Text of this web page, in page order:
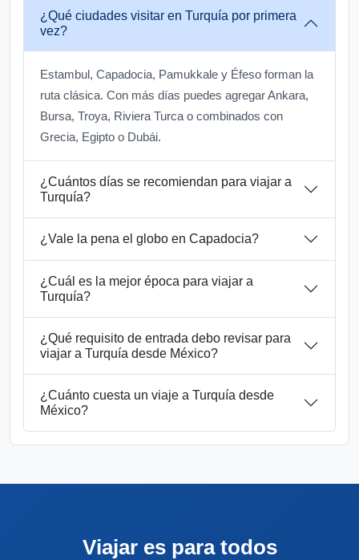
¿Qué ciudades visitar en Turquía por primera
vez?
Estambul, Capadocia, Pamukkale y Éfeso forman la
ruta clásica. Con más días puedes agregar Ankara,
Bursa, Troya, Riviera Turca o combinados con
Grecia, Egipto o Dubái.
¿Cuántos días se recomiendan para viajar a
Turquía?
¿Vale la pena el globo en Capadocia?
¿Cuál es la mejor época para viajar a
Turquía?
¿Qué requisito de entrada debo revisar para
viajar a Turquía desde México?
¿Cuánto cuesta un viaje a Turquía desde
México?
Viajar es para todos